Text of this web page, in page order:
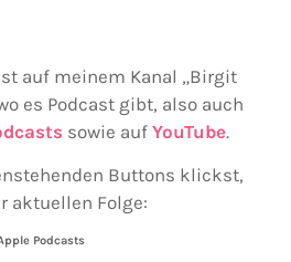
auf meinem Kanal „Birgit
es Podcast gibt, also auch
sowie aufYouTube.
Buttons klickst,
aktuellen Folge:
Podcasts